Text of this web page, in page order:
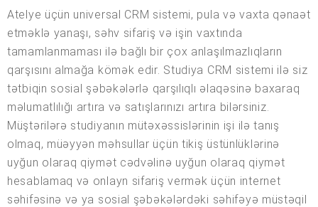
Atelye üçün universal CRM sistemi, pula və vaxta qənaət
etməklə yanaşı, səhv sifariş və işin vaxtında
tamamlanmaması ilə bağlı bir çox anlaşılmazlıqların
qarşısını almağa kömək edir. Studiya CRM sistemi ilə siz
tətbiqin sosial şəbəkələrlə qarşılıqlı əlaqəsinə baxaraq
məlumatlılığı artıra və satışlarınızı artıra bilərsiniz.
Müştərilərə studiyanın mütəxəssislərinin işi ilə tanış
olmaq, müəyyən məhsullar üçün tikiş üstünlüklərinə
uyğun olaraq qiymət cədvəlinə uyğun olaraq qiymət
hesablamaq və onlayn sifariş vermək üçün internet
səhifəsinə və ya sosial şəbəkələrdəki səhifəyə müstəqil